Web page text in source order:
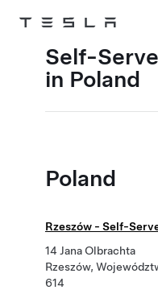
Tesla
Self-
in Poland
Poland
Rzeszów - Self-
14 Jana Olbrachta
Rzeszów,
614